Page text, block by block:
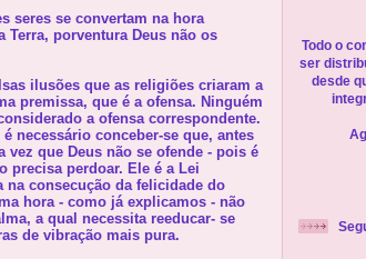
seres se convertam na hora
Terra, porventura Deus não os
ilusões que as religiões criaram a
premissa, que é a ofensa. Ninguém
a ofensa correspondente.
necessário conceber-se que, antes
que Deus não se ofende - pois é
precisa perdoar. Ele é a Lei
consecução da felicidade do
hora - como já explicamos - não
a qual necessita reeducar- se
de vibração mais pura.
Todo o
ser
desde